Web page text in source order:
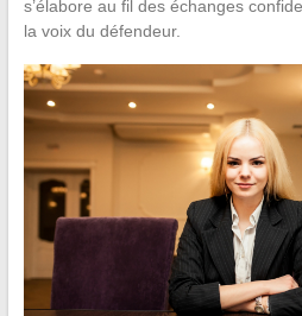
s’élabore au fil des échanges
la voix du défendeur.